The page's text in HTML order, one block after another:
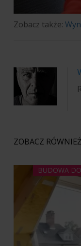
Zobacz także:
ZOBACZ RÓWNIEŻ
BUDOWA